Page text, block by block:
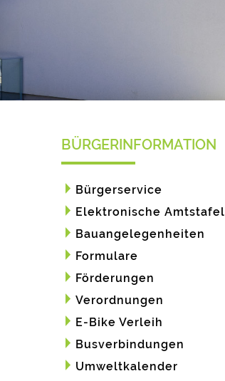
BÜRGERINFORMATION
Bürgerservice
Elektronische Amtstafel
Bauangelegenheiten
Formulare
Förderungen
Verordnungen
E-Bike Verleih
Busverbindungen
Umweltkalender